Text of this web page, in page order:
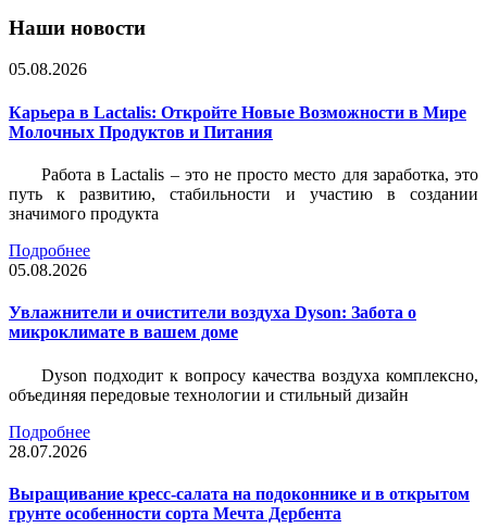
Наши новости
05.08.2026
Карьера в Lactalis: Откройте Новые Возможности в Мире
Молочных Продуктов и Питания
Работа в Lactalis – это не просто место для заработка, это
путь к развитию, стабильности и участию в создании
значимого продукта
Подробнее
05.08.2026
Увлажнители и очистители воздуха Dyson: Забота о
микроклимате в вашем доме
Dyson подходит к вопросу качества воздуха комплексно,
объединяя передовые технологии и стильный дизайн
Подробнее
28.07.2026
Выращивание кресс-салата на подоконнике и в открытом
грунте особенности сорта Мечта Дербента